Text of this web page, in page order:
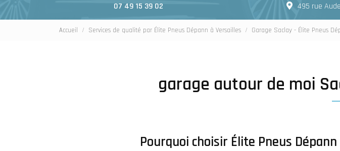
07 49 15 39 02 495 rue
Accueil Services de qualité par Élite Pneus Dépann à Versailles Garage Saclay - Élite Pneus
garage autour de moi
Pourquoi choisir Élite Pneus Dépann